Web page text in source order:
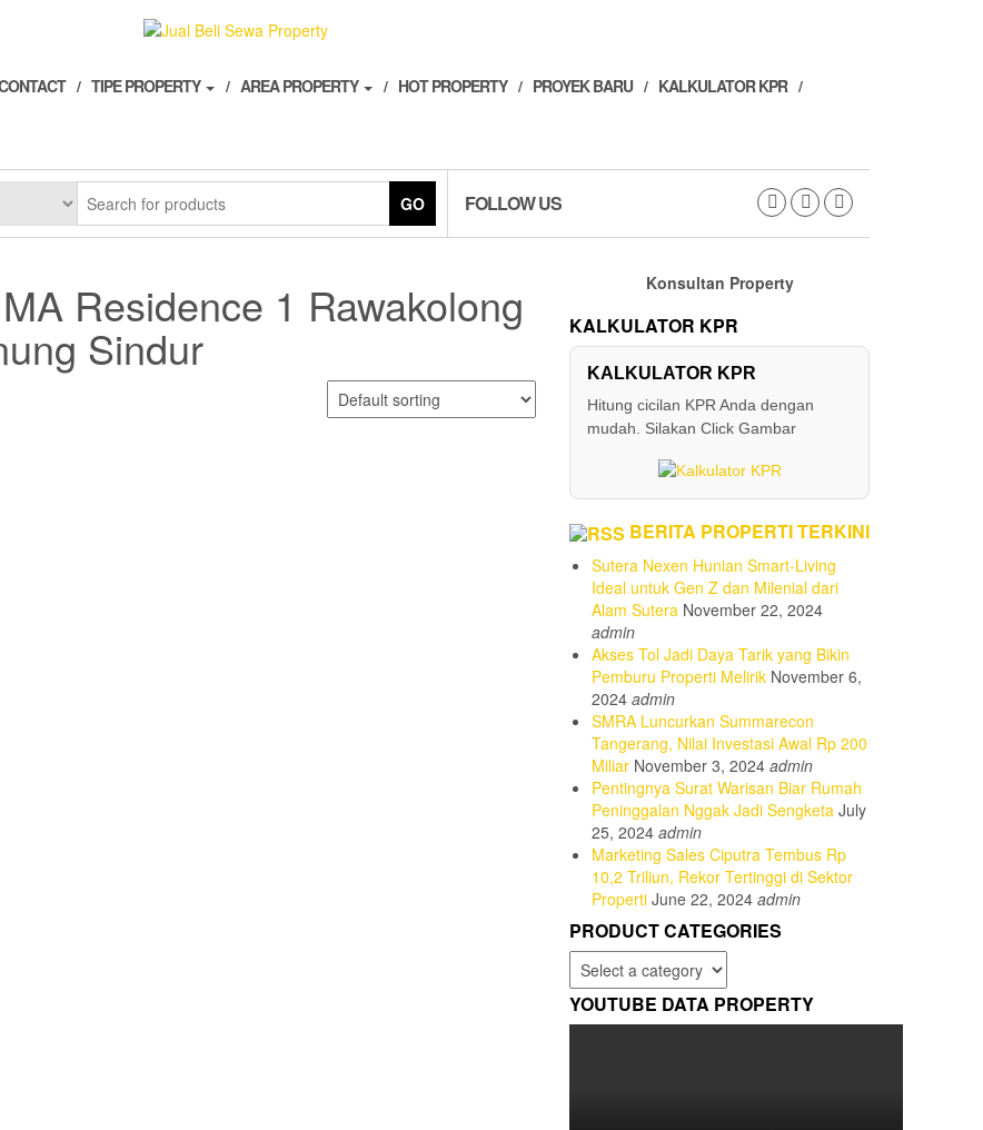
TIPE PROPERTY AREA PROPERTY HOT PROPERTY PROYEK BARU KALKULATOR KPR
GO FOLLOW US
Residence 1 Rawakolong
Sindur
Konsultan Property
KALKULATOR KPR
KALKULATOR KPR
Hitung cicilan KPR Anda dengan
mudah. Silakan Click Gambar
BERITA PROPERTI TERKINI
Sutera Nexen Hunian Smart-Living
Ideal untuk Gen Z dan Milenial dari
Alam Sutera November 22, 2024
admin
Akses Tol Jadi Daya Tarik yang Bikin
Pemburu Properti Melirik November 6,
2024 admin
SMRA Luncurkan Summarecon
Tangerang, Nilai Investasi Awal Rp 200
Miliar November 3, 2024 admin
Pentingnya Surat Warisan Biar Rumah
Peninggalan Nggak Jadi Sengketa July
25, 2024 admin
Marketing Sales Ciputra Tembus Rp
10,2 Triliun, Rekor Tertinggi di Sektor
Properti June 22, 2024 admin
PRODUCT CATEGORIES
YOUTUBE DATA PROPERTY